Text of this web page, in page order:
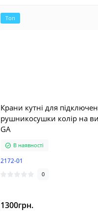
Топ
Крани кутні для
рушникосушки колір на
GA
В наявності
2172-01
0
1300грн.